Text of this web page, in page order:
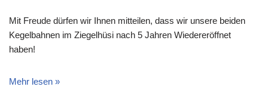
Mit Freude dürfen wir Ihnen mitteilen, dass wir unsere beiden
Kegelbahnen im Ziegelhüsi nach 5 Jahren Wiedereröffnet
haben!
Mehr lesen »